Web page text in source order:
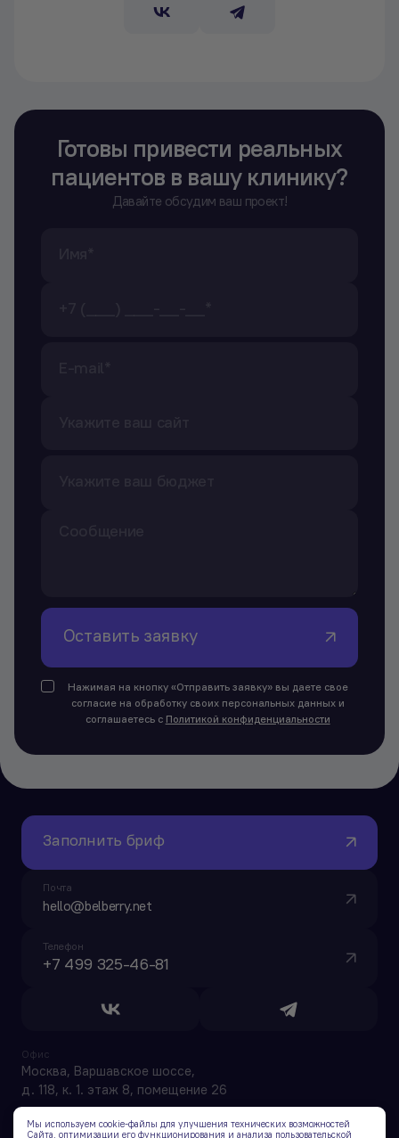
Готовы привести реальных
пациентов в вашу клинику?
Давайте обсудим ваш проект!
Нажимая на кнопку «Отправить заявку» вы даете свое
согласие на обработку своих персональных данных и
соглашаетесь с Политикой конфиденциальности
Оставить заявку
Офис
Москва, Варшавское шоссе,
д. 118, к. 1. этаж 8, помещение 26
Заполнить бриф
Почта
hello@belberry.net
Телефон
+7 499 325-46-81
Мы используем cookie-файлы для улучшения технических возможностей
Сайта, оптимизации его функционирования и анализа пользовательской